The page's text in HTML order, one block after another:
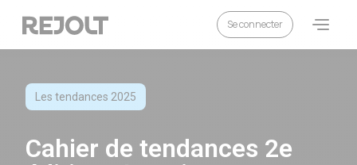
Se connecter
Cahier de tendances 2e édition : Imaginer Autrement
Catégorie :
Les tendances 2025
Cahier de tendances 2e